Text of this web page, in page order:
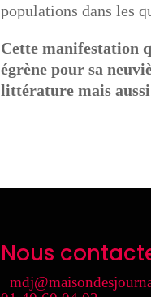
populations dans les
Cette manifestation
égrène pour sa
littérature mais
Nous